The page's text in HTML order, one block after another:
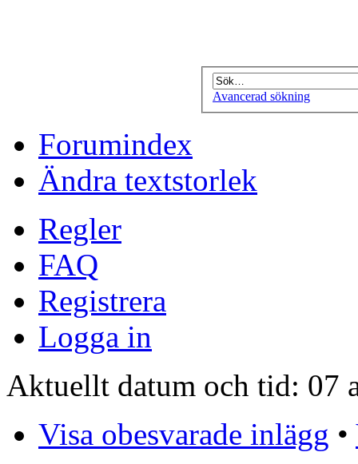
Avancerad sökning
Forumindex
Ändra textstorlek
Regler
FAQ
Registrera
Logga in
Aktuellt datum och tid: 07
Visa obesvarade inlägg •